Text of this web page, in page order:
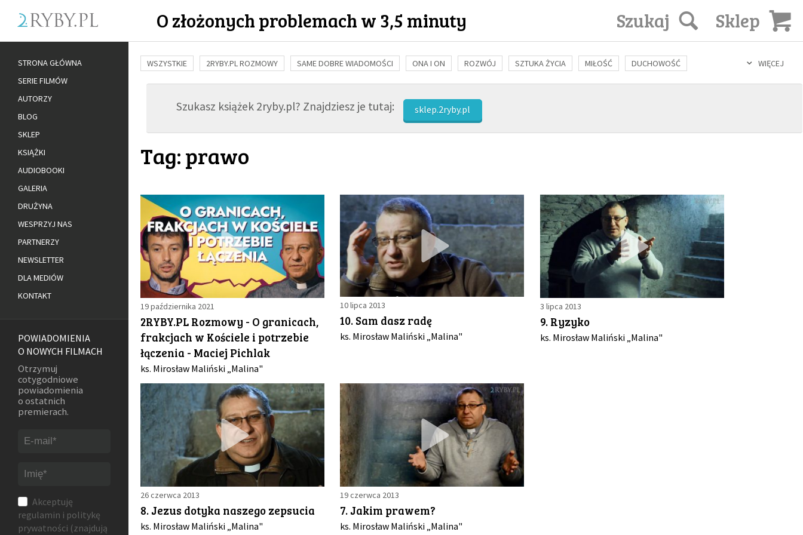
O złożonych problemach w 3,5 minuty Sklep
Szukaj
WIĘCEJ
WSZYSTKIE 2RYBY.PL ROZMOWY SAME DOBRE WIADOMOŚCI ONA I ON ROZWÓJ SZTUKA ŻYCIA MIŁOŚĆ DUCHOWOŚĆ
BUDOWANIE WIĘZI RODZINA NAUKA BIBLIA KOBIETA MĘŻCZYZNA RELIGIE FILOZOFIA KULTURA ŚWIĘCI SEKS IN VITRO
ADOPCJASzukasz książek 2ryby.pl? Znajdziesz je tutaj: sklep.2ryby.pl
Tag: prawo
19 października 2021
2RYBY.PL Rozmowy - O granicach,
frakcjach w Kościele i potrzebie
łączenia - Maciej Pichlak
ks. Mirosław Maliński „Malina"
10 lipca 2013
10. Sam dasz radę
ks. Mirosław Maliński „Malina"
3 lipca 2013
9. Ryzyko
ks. Mirosław Maliński „Malina"
26 czerwca 2013
8. Jezus dotyka naszego zepsucia
ks. Mirosław Maliński „Malina"
19 czerwca 2013
7. Jakim prawem?
ks. Mirosław Maliński „Malina"
STRONA GŁÓWNA
SERIE FILMÓW
AUTORZY
BLOG
SKLEP
KSIĄŻKI
AUDIOBOOKI
GALERIA
DRUŻYNA
WESPRZYJ NAS
PARTNERZY
NEWSLETTER
DLA MEDIÓW
KONTAKT
POWIADOMIENIA
O NOWYCH FILMACH
Otrzymuj
cotygodniowe
powiadomienia
o ostatnich
premierach.
Akceptuję
regulamin i politykę
prywatności (znajdują